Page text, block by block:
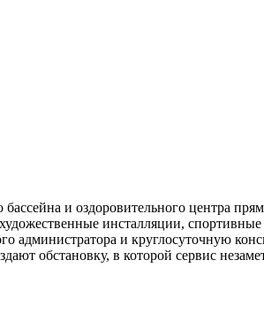
и оздоровительного центра
инсталляции,
администратора и круглосуточную
обстановку, в которой сервис